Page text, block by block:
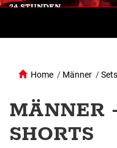
24 STUNDEN.
Home / Männer /Sets
MÄNNER
SHORTS